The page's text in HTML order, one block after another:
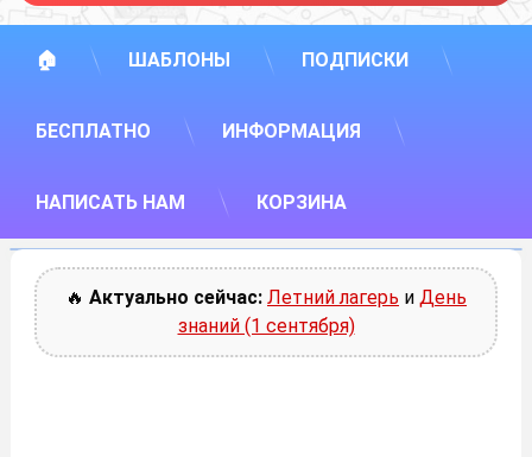
🏠 ШАБЛОНЫ ПОДПИСКИ
БЕСПЛАТНО ИНФОРМАЦИЯ
НАПИСАТЬ НАМ КОРЗИНА
🔥 Актуально сейчас: Летний лагерь и День
знаний (1 сентября)